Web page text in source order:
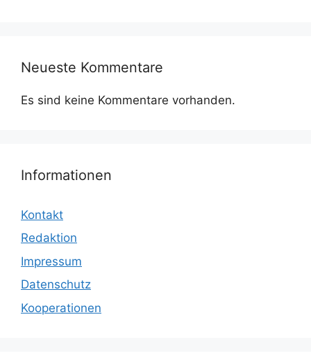
Neueste Kommentare
Es sind keine Kommentare vorhanden.
Informationen
Kontakt
Redaktion
Impressum
Datenschutz
Kooperationen